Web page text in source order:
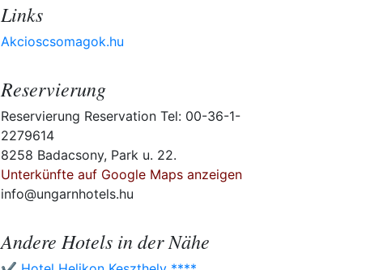
Links
Akcioscsomagok.hu
Reservierung
Reservierung Reservation Tel: 00-36-1-
2279614
8258 Badacsony, Park u. 22.
Unterkünfte auf Google Maps anzeigen
info@ungarnhotels.hu
Andere Hotels in der Nähe